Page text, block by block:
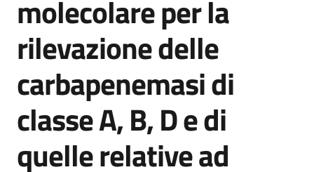
Piattaforme
telematiche
English
molecolare per la
rilevazione delle
carbapenemasi di
classe A, B, D e di
quelle relative ad